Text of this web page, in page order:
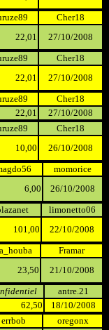
Cher18
22,01
27/10/2008
Cher18
22,01
27/10/2008
Cher18
22,01
27/10/2008
Cher18
10,00
26/10/2008
momorice
6,00
26/10/2008
limonetto06
101,00
22/10/2008
Framar
23,50
21/10/2008
antre.21
62,50
18/10/2008
errbob
oregonx